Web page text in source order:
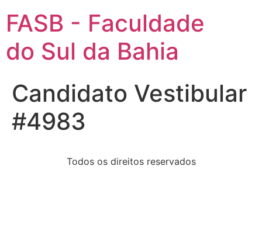
FASB - Faculdade
do Sul da Bahia
Candidato Vestibular
#4983
Todos os direitos reservados